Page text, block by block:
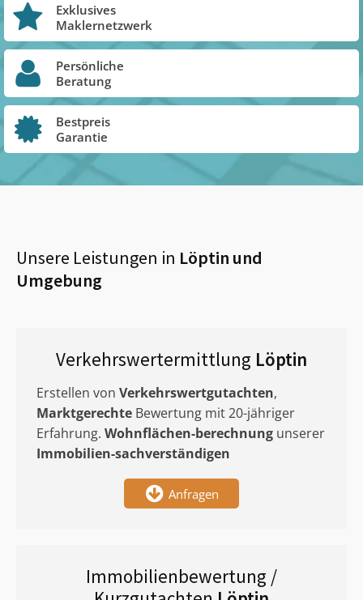
Exklusives
Maklernetzwerk
Persönliche
Beratung
Bestpreis
Garantie
Unsere Leistungen in Löptin und
Umgebung
Verkehrswertermittlung Löptin
Erstellen von Verkehrswertgutachten,
Marktgerechte Bewertung mit 20-jähriger
Erfahrung. Wohnflächen-berechnung unserer
Immobilien-sachverständigen
Anfragen
Immobilienbewertung /